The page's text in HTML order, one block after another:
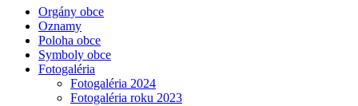
Orgány obce
Oznamy
Poloha obce
Symboly obce
Fotogaléria
Fotogaléria 2024
Fotogaléria roku 2023